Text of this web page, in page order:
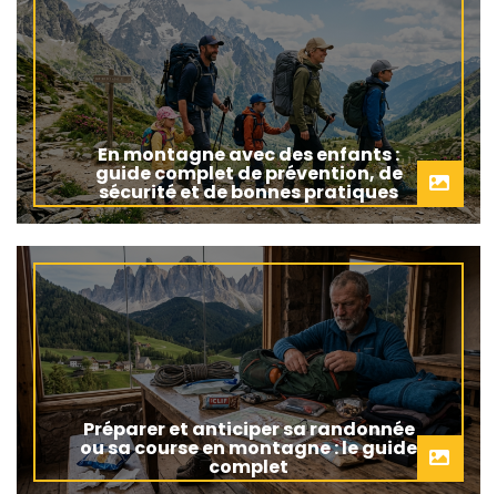
En montagne avec des enfants :
guide complet de prévention, de
sécurité et de bonnes pratiques
Préparer et anticiper sa randonnée
ou sa course en montagne : le guide
complet